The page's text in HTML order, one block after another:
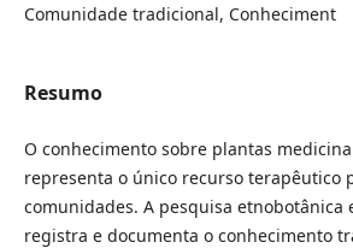
Comunidade tradicional, Conheciment
Resumo
O conhecimento sobre plantas
representa o único recurso terapêutico
comunidades. A pesquisa etnobotânica
registra e documenta o conhecimento